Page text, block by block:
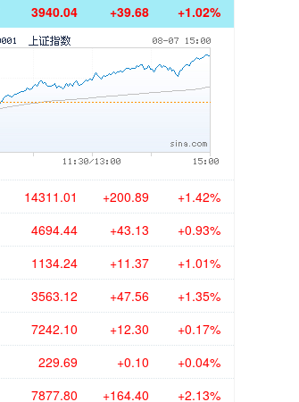
3940.04 +39.68 +1.02%
14311.01 +200.89 +1.42%
4694.44 +43.13 +0.93%
1134.24 +11.37 +1.01%
3563.12 +47.56 +1.35%
7242.10 +12.30 +0.17%
229.69 +0.10 +0.04%
7877.80 +164.40 +2.13%